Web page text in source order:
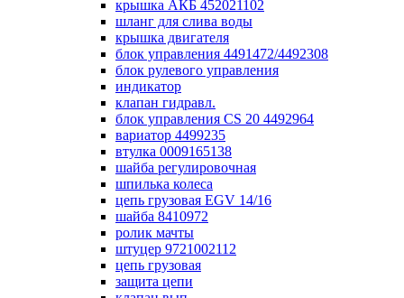
крышка АКБ 452021102
шланг для слива воды
крышка двигателя
блок управления 4491472/4492308
блок рулевого управления
индикатор
клапан гидравл.
блок управления СS 20 4492964
вариатор 4499235
втулка 0009165138
шайба регулировочная
шпилька колеса
цепь грузовая EGV 14/16
шайба 8410972
ролик мачты
штуцер 9721002112
цепь грузовая
защита цепи